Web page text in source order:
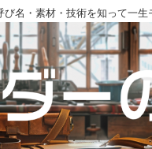
び名・素材・技術を知って一生